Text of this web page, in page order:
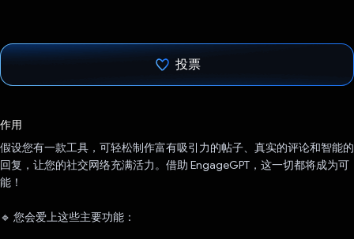
投票
作用
假设您有一款工具，可轻松制作富有吸引力的帖子、真实的评论和智能的
回复，让您的社交网络充满活力。借助 EngageGPT，这一切都将成为可
能！
🔹 您会爱上这些主要功能：